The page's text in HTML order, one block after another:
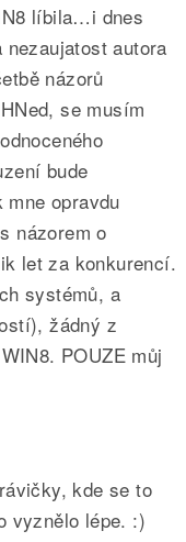
líbila…i dnes
autora
názorů
se musím
bude
opravdu
názorem o
let za konkurencí.
systémů, a
žádný z
POUZE můj
kde se to
vyznělo lépe. :)